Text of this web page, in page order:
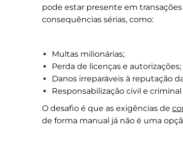
pode estar presente em
consequências sérias, como:
Multas milionárias;
Perda de licenças e autorizações;
Danos irreparáveis à reputação
Responsabilização civil e
O desafio é que as exigências de
de forma manual já não é uma